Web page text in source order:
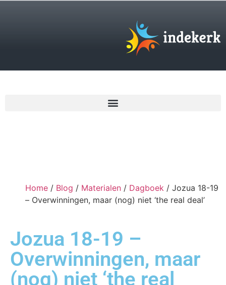
Home / Blog / Materialen / Dagboek / Jozua 18-19
– Overwinningen, maar (nog) niet ‘the real deal’
Jozua 18-19 –
Overwinningen, maar
(nog) niet ‘the real